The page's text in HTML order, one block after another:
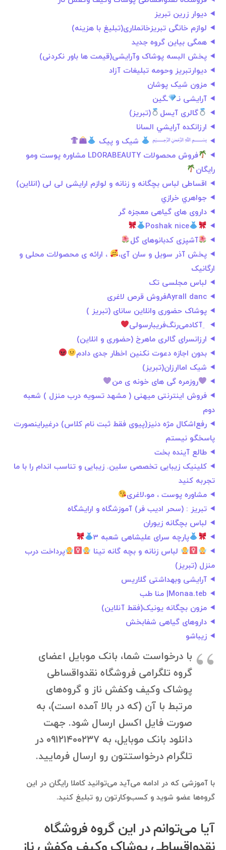
دیوار زرین تبریز
لوازم خانگی تبریزخانملاری(تبلیغ با هزینه)
همگی بیاین گروه جدید
پخش البسه پوشاک وآرایشی(قیمت ها باور نکردنی)
دیوارتبریز وحومه تبلیغات آزاد
مزون شیک پوشان
آرایشی‌ نـ
ـگین
گالری آیسل
(تبریز)
ارزانکده آرایشي السانا
﷽
شیک و پیک
فروش محصولات LDORABEAUTY مشاوره پوست ومو
رایگان
اقساطی لباس بچگانه و زنانه و لوازم ارایشی لی لی (انلاین)
جواهري خرازي
داروی های گیاهی معجزه گر
Poshak nice
آشپزی کدبانوهای گل
پخش آذر سویل و سان آی،
، ارائه ی محصولات محلی و
ارگانیک
لباس مجلسی تک
Ayrall dancفروش قرص لاغری
پوشاک حضوری وانلاین سانای (تبریز )
﮼آکادمی‌رنگ‌فریبا‌رسولی
ارزانسرای گالری ماهرخ (حضوری و انلاین)
بدون اجازه دعوت نکنین اخطار جدی دادم
شیک اماارزان(تبریز)
روزمره گی های خونه ی من
فروش اینترنتی میهنی ( مشهد تسویه درب منزل ) شعبه
دوم
رفع‌اشکال مژه دنیز(پیوی فقط ثبت نام کلاس) درغیراینصورت
پاسخگو نیستم
طالع آینده بخت
کلینیک زیبایی تخصصی سلین. زیبایی و تناسب اندام را با ما
تجربه کنید
مشاوره پوست ، مو،لاغری
تبریز : (سحر ادیب فر) آموزشگاه و ارایشگاه
لباس بچگانه زیوران
پارچه سرای علیشاهی شعبه 3
لباس زنانه و بچه گانه تینا
پرداخت درب
منزل (تبریز)
آرایشی وبهداشتی گلاریس
Monaa.teb| منا طب
مزون بچگانه یونیک(فقط آنلاین)
داروهای گیاهی شفابخش
زیباشو
با درخواست شما، بانک موبایل اعضای
گروه تلگرامی فروشگاه نقدواقساطی
پوشاک وکیف وکفش ناز و گروه‌های
مرتبط با آن (که در بالا آمده است)، به
صورت فایل اکسل ارسال شود. جهت
دانلود بانک موبایل، به ۰۹۱۲۱۴۰۰۲۳۷ در
تلگرام درخواستتون رو ارسال فرمایید.
با آموزشی که در ادامه می‌آید می‌توانید کاملا رایگان در این
گروه‌ها عضو شوید و کسب‌وکارتون رو تبلیغ کنید.
آیا می‌توانم در این گروه فروشگاه